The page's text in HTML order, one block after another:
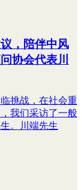
，陪伴中风
协会代表川
挑战，在社会重
我们采访了一般
。川端先生